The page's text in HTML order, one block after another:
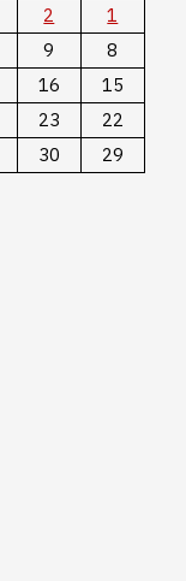
1
2
8
9
15
16
22
23
29
30